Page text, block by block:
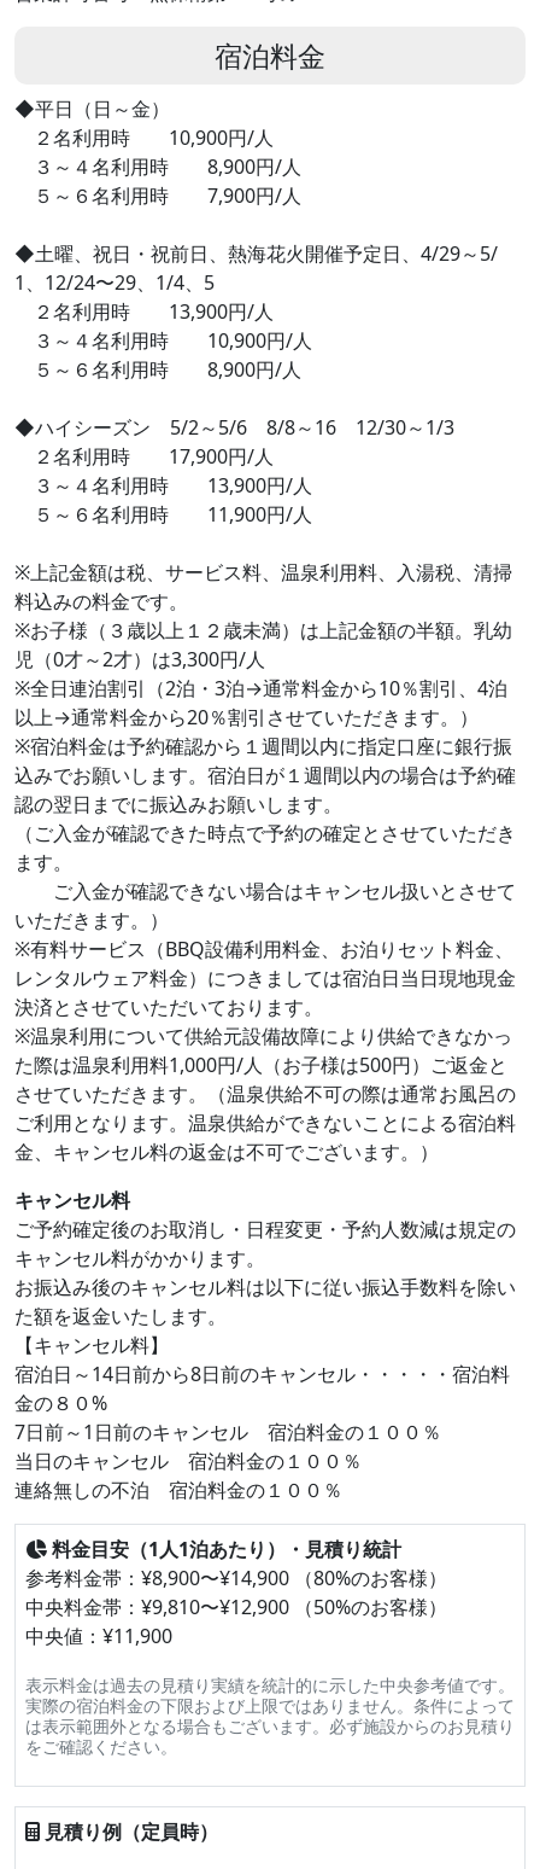
宿泊料金
◆平日（日～金）
２名利用時 10,900円/人
３～４名利用時 8,900円/人
５～６名利用時 7,900円/人
◆土曜、祝日・祝前日、熱海花火開催予定日、4/29～5/
1、12/24〜29、1/4、5
２名利用時 13,900円/人
３～４名利用時 10,900円/人
５～６名利用時 8,900円/人
◆ハイシーズン 5/2～5/6 8/8～16 12/30～1/3
２名利用時 17,900円/人
３～４名利用時 13,900円/人
５～６名利用時 11,900円/人
※上記金額は税、サービス料、温泉利用料、入湯税、清掃
料込みの料金です。
※お子様（３歳以上１２歳未満）は上記金額の半額。乳幼
児（0才～2才）は3,300円/人
※全日連泊割引（2泊・3泊→通常料金から10％割引、4泊
以上→通常料金から20％割引させていただきます。）
※宿泊料金は予約確認から１週間以内に指定口座に銀行振
込みでお願いします。宿泊日が１週間以内の場合は予約確
認の翌日までに振込みお願いします。
（ご入金が確認できた時点で予約の確定とさせていただき
ます。
ご入金が確認できない場合はキャンセル扱いとさせて
いただきます。）
※有料サービス（BBQ設備利用料金、お泊りセット料金、
レンタルウェア料金）につきましては宿泊日当日現地現金
決済とさせていただいております。
※温泉利用について供給元設備故障により供給できなかっ
た際は温泉利用料1,000円/人（お子様は500円）ご返金と
させていただきます。（温泉供給不可の際は通常お風呂の
ご利用となります。温泉供給ができないことによる宿泊料
金、キャンセル料の返金は不可でございます。）
キャンセル料
ご予約確定後のお取消し・日程変更・予約人数減は規定の
キャンセル料がかかります。
お振込み後のキャンセル料は以下に従い振込手数料を除い
た額を返金いたします。
【キャンセル料】
宿泊日～14日前から8日前のキャンセル・・・・・宿泊料
金の８０%
7日前～1日前のキャンセル 宿泊料金の１００％
当日のキャンセル 宿泊料金の１００％
連絡無しの不泊 宿泊料金の１００％
料金目安（1人1泊あたり）・見積り統計
参考料金帯：¥8,900〜¥14,900 （80%のお客様）
中央料金帯：¥9,810〜¥12,900 （50%のお客様）
中央値：¥11,900
表示料金は過去の見積り実績を統計的に示した中央参考値です。
実際の宿泊料金の下限および上限ではありません。条件によって
は表示範囲外となる場合もございます。必ず施設からのお見積り
をご確認ください。
見積り例（定員時）